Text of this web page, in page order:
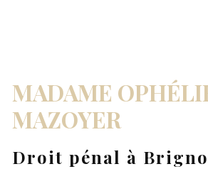
MADAME
MAZOYER
Droit pénal à